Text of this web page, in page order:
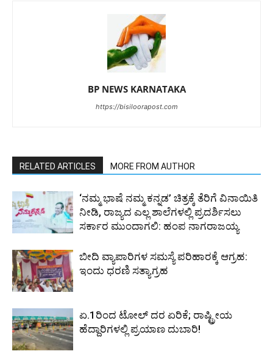
BP NEWS KARNATAKA
https://bisiloorapost.com
RELATED ARTICLES MORE FROM AUTHOR
‘ನಮ್ಮ ಭಾಷೆ ನಮ್ಮ ಕನ್ನಡ’ ಚಿತ್ರಕ್ಕೆ ತೆರಿಗೆ ವಿನಾಯಿತಿ
ನೀಡಿ, ರಾಜ್ಯದ ಎಲ್ಲ ಶಾಲೆಗಳಲ್ಲಿ ಪ್ರದರ್ಶಿಸಲು
ಸರ್ಕಾರ ಮುಂದಾಗಲಿ: ಹಂಪ ನಾಗರಾಜಯ್ಯ
ಬೀದಿ ವ್ಯಾಪಾರಿಗಳ ಸಮಸ್ಯೆ ಪರಿಹಾರಕ್ಕೆ ಆಗ್ರಹ:
ಇಂದು ಧರಣಿ ಸತ್ಯಾಗ್ರಹ
ಏ.1ರಿಂದ ಟೋಲ್ ದರ ಏರಿಕೆ; ರಾಷ್ಟ್ರೀಯ
ಹೆದ್ದಾರಿಗಳಲ್ಲಿ ಪ್ರಯಾಣ ದುಬಾರಿ!